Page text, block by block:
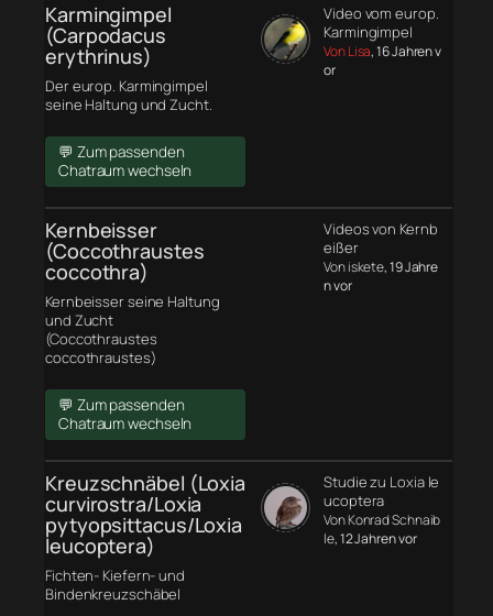
Karmingimpel
(Carpodacus
erythrinus)
Der europ. Karmingimpel
seine Haltung und Zucht.
💬 Zum passenden
Chatraum wechseln
Video vom europ.
Karmingimpel
Von Lisa, 16 Jahren v
or
Kernbeisser
(Coccothraustes
coccothra)
Kernbeisser seine Haltung
und Zucht
(Coccothraustes
coccothraustes)
💬 Zum passenden
Chatraum wechseln
Videos von Kernb
eißer
Von iskete, 19 Jahre
n vor
Kreuzschnäbel (Loxia
curvirostra/Loxia
pytyopsittacus/Loxia
leucoptera)
Fichten- Kiefern- und
Bindenkreuzschäbel
Studie zu Loxia le
ucoptera
Von Konrad Schnaib
le, 12 Jahren vor